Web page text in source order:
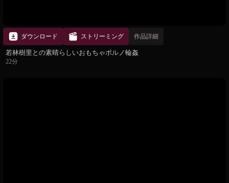
ダウンロード ストリーミング 作品詳細
若林樹里との素晴らしいおもちゃポルノ輪姦
22分